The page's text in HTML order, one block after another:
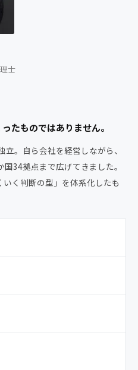
士
たものではありません。
。自ら会社を経営しながら、
34拠点まで広げてきました。
く判断の型」を体系化したも